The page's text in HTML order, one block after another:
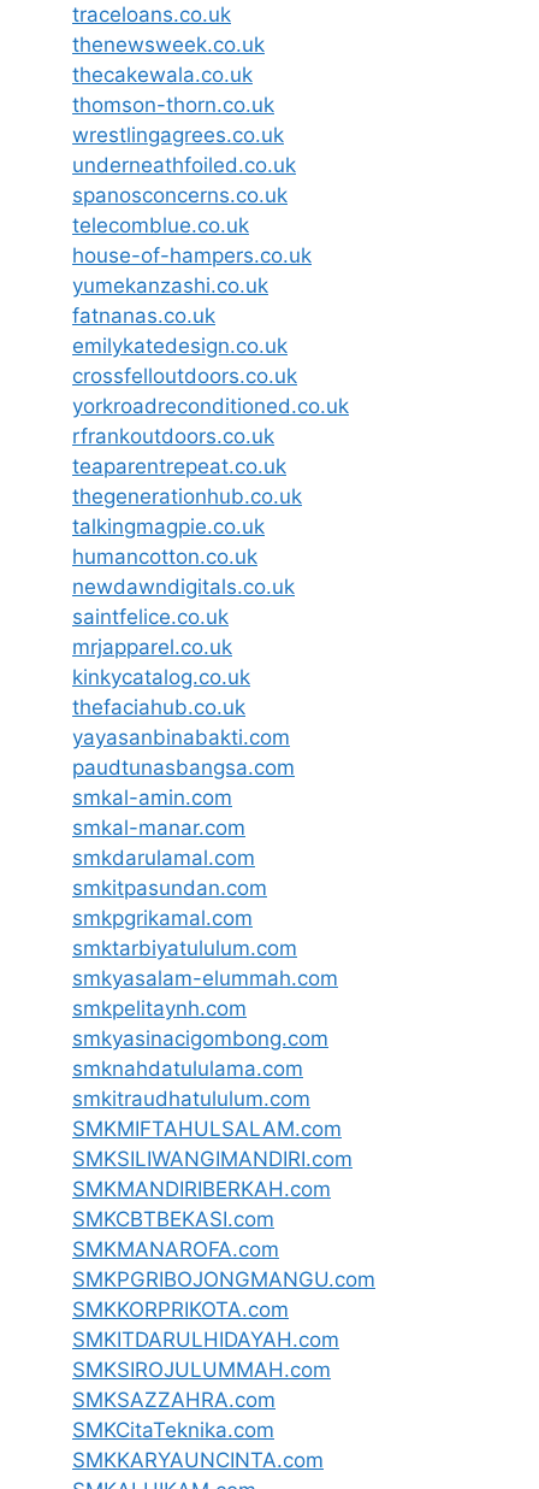
traceloans.co.uk
thenewsweek.co.uk
thecakewala.co.uk
thomson-thorn.co.uk
wrestlingagrees.co.uk
underneathfoiled.co.uk
spanosconcerns.co.uk
telecomblue.co.uk
house-of-hampers.co.uk
yumekanzashi.co.uk
fatnanas.co.uk
emilykatedesign.co.uk
crossfelloutdoors.co.uk
yorkroadreconditioned.co.uk
rfrankoutdoors.co.uk
teaparentrepeat.co.uk
thegenerationhub.co.uk
talkingmagpie.co.uk
humancotton.co.uk
newdawndigitals.co.uk
saintfelice.co.uk
mrjapparel.co.uk
kinkycatalog.co.uk
thefaciahub.co.uk
yayasanbinabakti.com
paudtunasbangsa.com
smkal-amin.com
smkal-manar.com
smkdarulamal.com
smkitpasundan.com
smkpgrikamal.com
smktarbiyatululum.com
smkyasalam-elummah.com
smkpelitaynh.com
smkyasinacigombong.com
smknahdatululama.com
smkitraudhatululum.com
SMKMIFTAHULSALAM.com
SMKSILIWANGIMANDIRI.com
SMKMANDIRIBERKAH.com
SMKCBTBEKASI.com
SMKMANAROFA.com
SMKPGRIBOJONGMANGU.com
SMKKORPRIKOTA.com
SMKITDARULHIDAYAH.com
SMKSIROJULUMMAH.com
SMKSAZZAHRA.com
SMKCitaTeknika.com
SMKKARYAUNCINTA.com